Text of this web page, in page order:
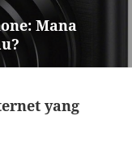
Mana
yang